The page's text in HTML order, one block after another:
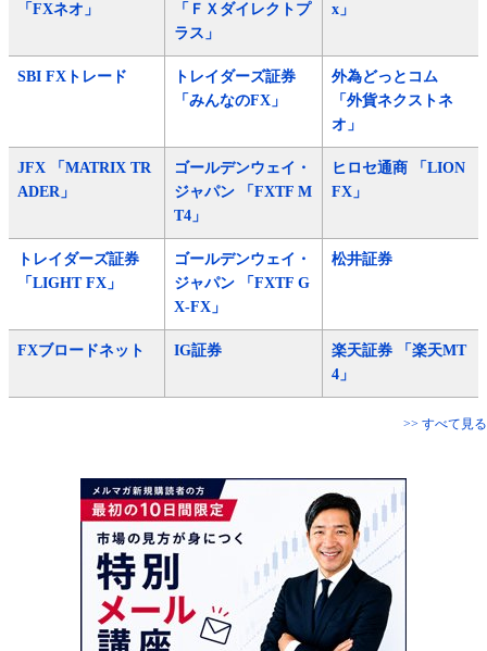
「FXネオ」
「ＦＸダイレクトプ
ラス」
x」
SBI FXトレード
トレイダーズ証券
「みんなのFX」
外為どっとコム
「外貨ネクストネ
オ」
JFX 「MATRIX TR
ADER」
ゴールデンウェイ・
ジャパン 「FXTF M
T4」
ヒロセ通商 「LION
FX」
トレイダーズ証券
「LIGHT FX」
ゴールデンウェイ・
ジャパン 「FXTF G
X-FX」
松井証券
FXブロードネット IG証券
楽天証券 「楽天MT
4」
>> すべて見る